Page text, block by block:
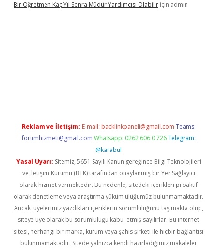
Bir Öğretmen Kaç Yıl Sonra Müdür Yardımcısı Olabilir için admin
Reklam ve İletişim: E-mail: backlinkpaneli@gmail.com Teams:
forumhizmeti@gmail.com Whatsapp: 0262 606 0 726 Telegram:
@karabul
Yasal Uyarı: Sitemiz, 5651 Sayılı Kanun gereğince Bilgi Teknolojileri
ve İletişim Kurumu (BTK) tarafından onaylanmış bir Yer Sağlayıcı
olarak hizmet vermektedir. Bu nedenle, sitedeki içerikleri proaktif
olarak denetleme veya araştırma yükümlülüğümüz bulunmamaktadır.
Ancak, üyelerimiz yazdıkları içeriklerin sorumluluğunu taşımakta olup,
siteye üye olarak bu sorumluluğu kabul etmiş sayılırlar. Bu internet
sitesi, herhangi bir marka, kurum veya şahıs şirketi ile hiçbir bağlantısı
bulunmamaktadır. Sitede yalnızca kendi hazırladığımız makaleler